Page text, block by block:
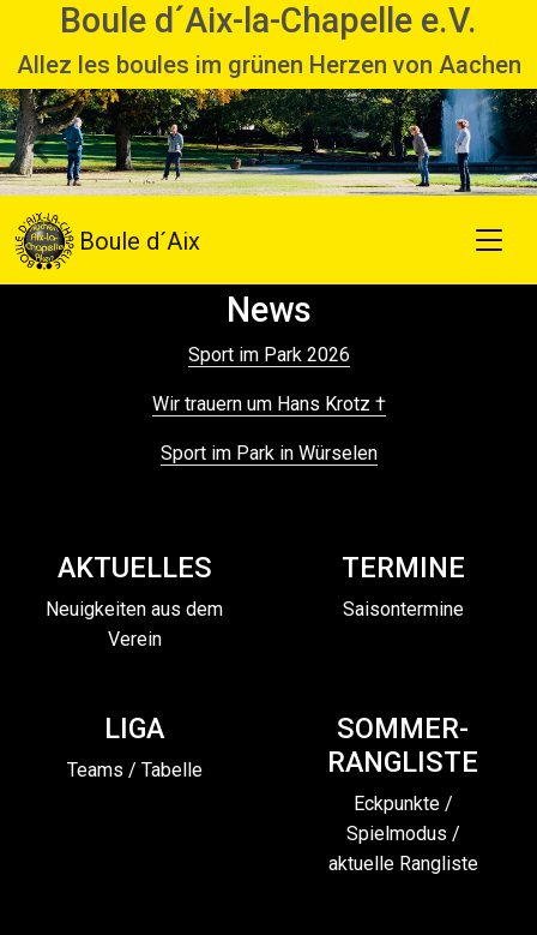
Boule d´Aix-la-Chapelle e.V.
Allez les boules im grünen Herzen von Aachen
Previous Next
Boule d´Aix
News
Sport im Park 2026
Wir trauern um Hans Krotz †
Sport im Park in Würselen
AKTUELLES
Neuigkeiten aus dem
Verein
TERMINE
Saisontermine
LIGA
Teams / Tabelle
SOMMER-
RANGLISTE
Eckpunkte /
Spielmodus /
aktuelle Rangliste